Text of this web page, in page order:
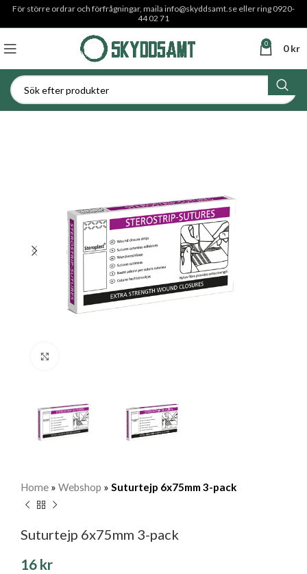
För större ordrar och förfrågningar, maila info@skyddsamt.se eller ring 0920-
44 02 71
0 0kr
Home » Webshop » Suturtejp 6x75mm 3-pack
Suturtejp 6x75mm 3-pack
16 kr